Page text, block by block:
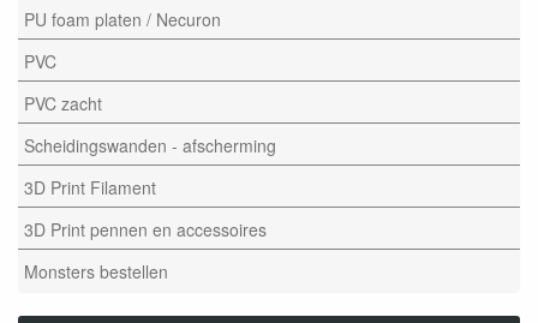
PU foam platen / Necuron
PVC
PVC zacht
Scheidingswanden - afscherming
3D Print Filament
3D Print pennen en accessoires
Monsters bestellen